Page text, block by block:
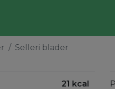
Selleri blader
21 kcal